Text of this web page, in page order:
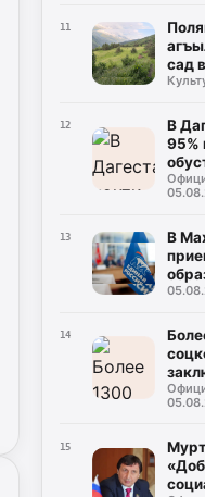
11
сад
12
В
95%
ТКО
13
В
14
15